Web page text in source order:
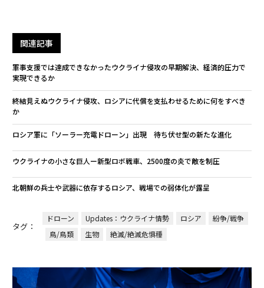
関連記事
軍事支援では達成できなかったウクライナ侵攻の早期解決、経済的圧力で
実現できるか
終結見えぬウクライナ侵攻、ロシアに代償を支払わせるために何をすべき
か
ロシア軍に「ソーラー充電ドローン」出現 待ち伏せ型の新たな進化
ウクライナの小さな巨人ー新型ロボ戦車、2500度の炎で敵を制圧
北朝鮮の兵士や武器に依存するロシア、戦場での弱体化が露呈
タグ：
ドローン Updates：ウクライナ情勢 ロシア
紛争/戦争
鳥/鳥類
生物 絶滅/絶滅危惧種